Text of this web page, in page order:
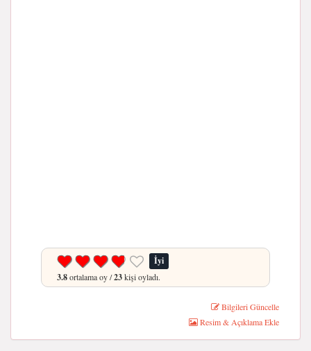
İyi
3.8ortalama oy /23kişi oyladı.
Bilgileri Güncelle
Resim & Açıklama Ekle